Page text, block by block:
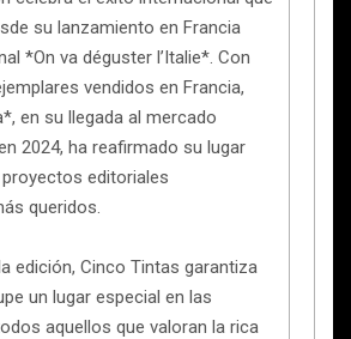
su lanzamiento en Francia
*On va déguster l’Italie*. Con
vendidos en Francia,
en su llegada al mercado
2024, ha reafirmado su lugar
editoriales
queridos.
edición, Cinco Tintas garantiza
un lugar especial en las
aquellos que valoran la rica